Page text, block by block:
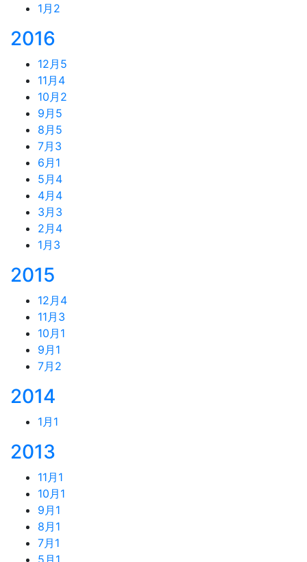
1月 2
2016
12月 5
11月 4
10月 2
9月 5
8月 5
7月 3
6月 1
5月 4
4月 4
3月 3
2月 4
1月 3
2015
12月 4
11月 3
10月 1
9月 1
7月 2
2014
1月 1
2013
11月 1
10月 1
9月 1
8月 1
7月 1
5月 1